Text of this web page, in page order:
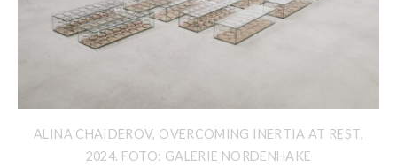
ALINA CHAIDEROV, OVERCOMING INERTIA AT REST,
2024. FOTO: GALERIE NORDENHAKE